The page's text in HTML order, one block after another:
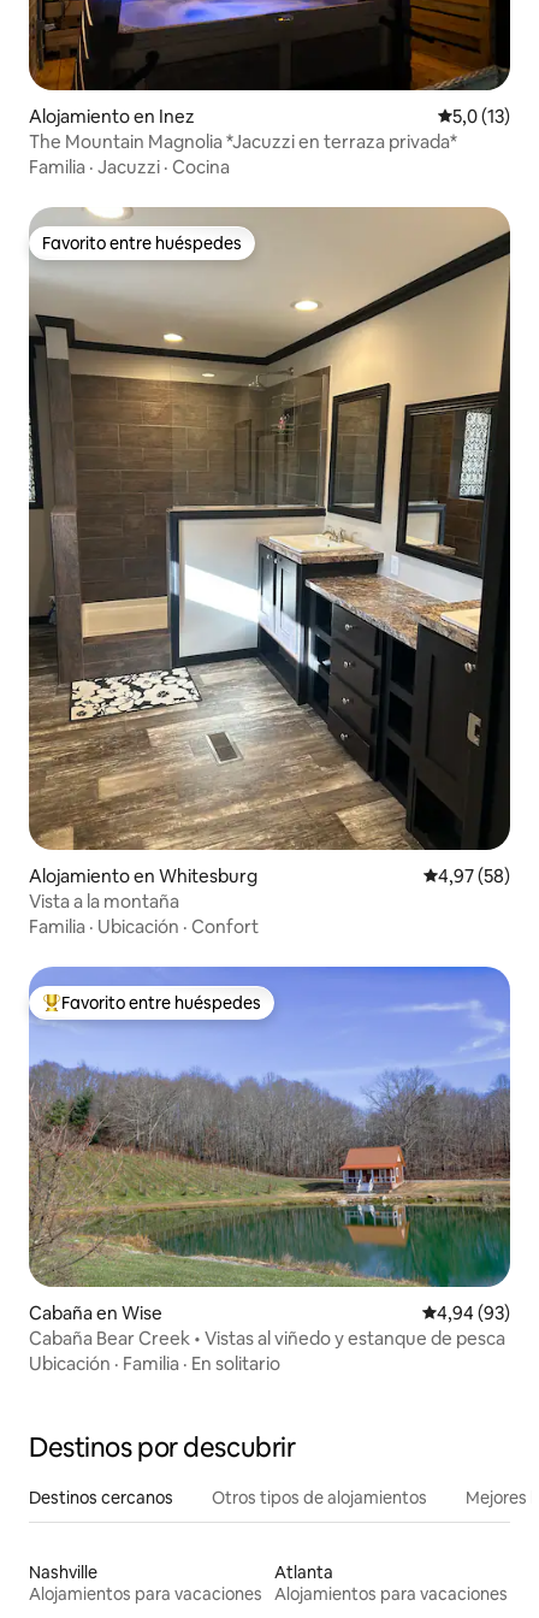
Alojamiento en Inez Calificación
5,0 (13)
The Mountain Magnolia *Jacuzzi en terraza privada*
Familia · Jacuzzi · Cocina
Favorito entre huéspedes
Favorito entre huéspedes
Alojamiento en Whitesburg Calificación
4,97 (58)
Vista a la montaña
Familia · Ubicación · Confort
Favorito entre los huéspedes más destacados
Favorito entre huéspedes
Cabaña en Wise Calificación
4,94 (93)
Cabaña Bear Creek • Vistas al viñedo y estanque de pesca
Ubicación · Familia · En solitario
Destinos por descubrir
Destinos cercanos Otros tipos de alojamientos Mejores
Nashville
Alojamientos para vacaciones
Atlanta
Alojamientos para vacaciones